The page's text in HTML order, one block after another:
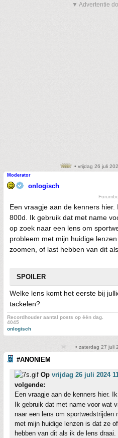
▼ Advertentie
• vrijdag 26 juli
Moderator
onlogisch
Een vraagje aan de kenners hier.
800d. Ik gebruik dat met name
op zoek naar een lens om
probleem met mijn huidige
zoomen, of last hebben van dit
SPOILER
Welke lens komt het eerste bij
tackelen?
Recordhouder aantal posts op één dag.
4045
onlogisch
• zaterdag 27 juli
#ANONIEM
Op vrijdag 26 juli 2024
volgende:
Een vraagje aan de kenners hier.
Ik gebruik dat met name voor wat
naar een lens om sportwedstrijden
met mijn huidige lenzen is dat ze
hebben van dit als ik de lens draai.